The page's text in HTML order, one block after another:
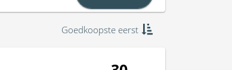
Goedkoopste eerst